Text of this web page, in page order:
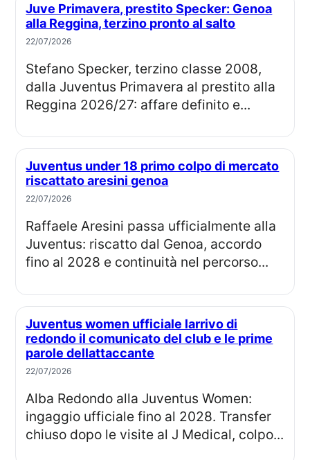
Juve Primavera, prestito Specker: Genoa
alla Reggina, terzino pronto al salto
22/07/2026
Stefano Specker, terzino classe 2008,
dalla Juventus Primavera al prestito alla
Reggina 2026/27: affare definito e...
Juventus under 18 primo colpo di mercato
riscattato aresini genoa
22/07/2026
Raffaele Aresini passa ufficialmente alla
Juventus: riscatto dal Genoa, accordo
fino al 2028 e continuità nel percorso...
Juventus women ufficiale larrivo di
redondo il comunicato del club e le prime
parole dellattaccante
22/07/2026
Alba Redondo alla Juventus Women:
ingaggio ufficiale fino al 2028. Transfer
chiuso dopo le visite al J Medical, colpo...